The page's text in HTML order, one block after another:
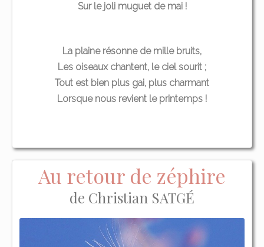
Sur le joli muguet de mai !
La plaine résonne de mille bruits,
Les oiseaux chantent, le ciel sourit ;
Tout est bien plus gai, plus charmant
Lorsque nous revient le printemps !
Au retour de zéphire
de Christian SATGÉ